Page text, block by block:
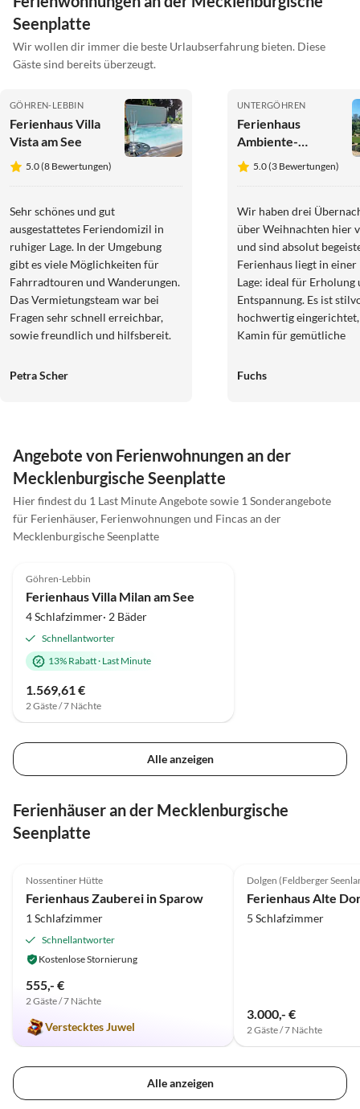
Seenplatte
Wir wollen dir immer die beste Urlaubserfahrung bieten. Diese
Gäste sind bereits überzeugt.
GÖHREN-LEBBIN
Ferienhaus Villa
Vista am See
5.0 (8 Bewertungen)
Sehr schönes und gut
ausgestattetes Feriendomizil in
ruhiger Lage. In der Umgebung
gibt es viele Möglichkeiten für
Fahrradtouren und Wanderungen.
Das Vermietungsteam war bei
Fragen sehr schnell erreichbar,
sowie freundlich und hilfsbereit.
Petra Scher
UNTERGÖHREN
Ferienhaus
Ambiente-
Annabelle
5.0 (3 Bewertungen)
Wir haben drei
über Weihnachten hier
und sind absolut
Ferienhaus liegt in
Lage: ideal für Erholung
Entspannung. Es ist
hochwertig
Kamin für gemütliche
Traum: Matratzen von
Paare oder Familien,
Umgebung legen.
empfehlenswert!
Fuchs
Angebote von Ferienwohnungen an der
Mecklenburgische Seenplatte
Hier findest du 1 Last Minute Angebote sowie 1 Sonderangebote
für Ferienhäuser, Ferienwohnungen und Fincas an der
Mecklenburgische Seenplatte
Göhren-Lebbin
Ferienhaus Villa Milan am See
4 Schlafzimmer· 2 Bäder
Schnellantworter
13% Rabatt· Last Minute
1.569,61 €
2 Gäste / 7 Nächte
Alle anzeigen
Ferienhäuser an der Mecklenburgische
Seenplatte
Nossentiner Hütte
Ferienhaus Zauberei in Sparow
1 Schlafzimmer
Schnellantworter
Kostenlose Stornierung
555,- €
2 Gäste / 7 Nächte
Verstecktes Juwel
Dolgen (Feldberger
5 Schlafzimmer
3.000,- €
2 Gäste / 7 Nächte
Alle anzeigen